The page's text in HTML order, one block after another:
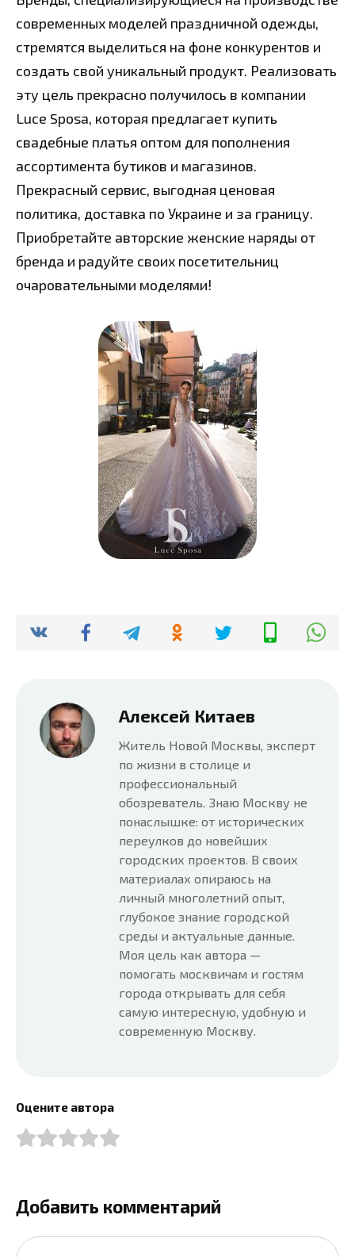
современных моделей праздничной одежды,
стремятся выделиться на фоне конкурентов и
создать свой уникальный продукт. Реализовать
эту цель прекрасно получилось в компании
Luce Sposa, которая предлагает купить
свадебные платья оптом для пополнения
ассортимента бутиков и магазинов.
Прекрасный сервис, выгодная ценовая
политика, доставка по Украине и за границу.
Приобретайте авторские женские наряды от
бренда и радуйте своих посетительниц
очаровательными моделями!
Алексей Китаев
Житель Новой Москвы, эксперт
по жизни в столице и
профессиональный
обозреватель. Знаю Москву не
понаслышке: от исторических
переулков до новейших
городских проектов. В своих
материалах опираюсь на
личный многолетний опыт,
глубокое знание городской
среды и актуальные данные.
Моя цель как автора —
помогать москвичам и гостям
города открывать для себя
самую интересную, удобную и
современную Москву.
Оцените автора
Добавить комментарий
Имя